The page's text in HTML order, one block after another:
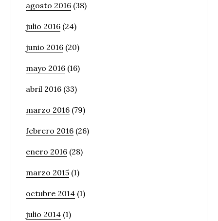
agosto 2016 (38)
julio 2016 (24)
junio 2016 (20)
mayo 2016 (16)
abril 2016 (33)
marzo 2016 (79)
febrero 2016 (26)
enero 2016 (28)
marzo 2015 (1)
octubre 2014 (1)
julio 2014 (1)